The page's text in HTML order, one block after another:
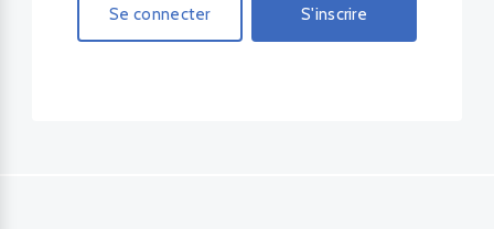
Se connecter S'inscrire